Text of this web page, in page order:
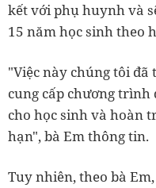
kết với phụ huynh và
15 năm học sinh theo
"Việc này chúng tôi
cung cấp chương
cho học sinh và hoàn
hạn", bà Em thông tin.
Tuy nhiên, theo bà